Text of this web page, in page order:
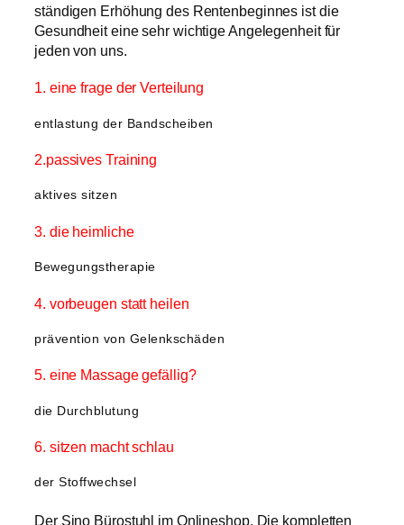
ständigen Erhöhung des Rentenbeginnes ist die
Gesundheit eine sehr wichtige Angelegenheit für
jeden von uns.
1. eine frage der Verteilung
entlastung der Bandscheiben
2.passives Training
aktives sitzen
3. die heimliche
Bewegungstherapie
4. vorbeugen statt heilen
prävention von Gelenkschäden
5. eine Massage gefällig?
die Durchblutung
6. sitzen macht schlau
der Stoffwechsel
Der Sino Bürostuhl im Onlineshop. Die kompletten